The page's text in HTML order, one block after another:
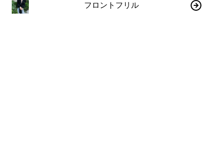
フロントフリル